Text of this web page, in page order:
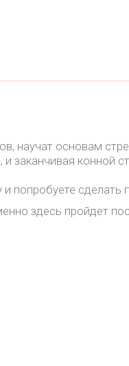
научат основам
заканчивая конной
попробуете
здесь пройдет